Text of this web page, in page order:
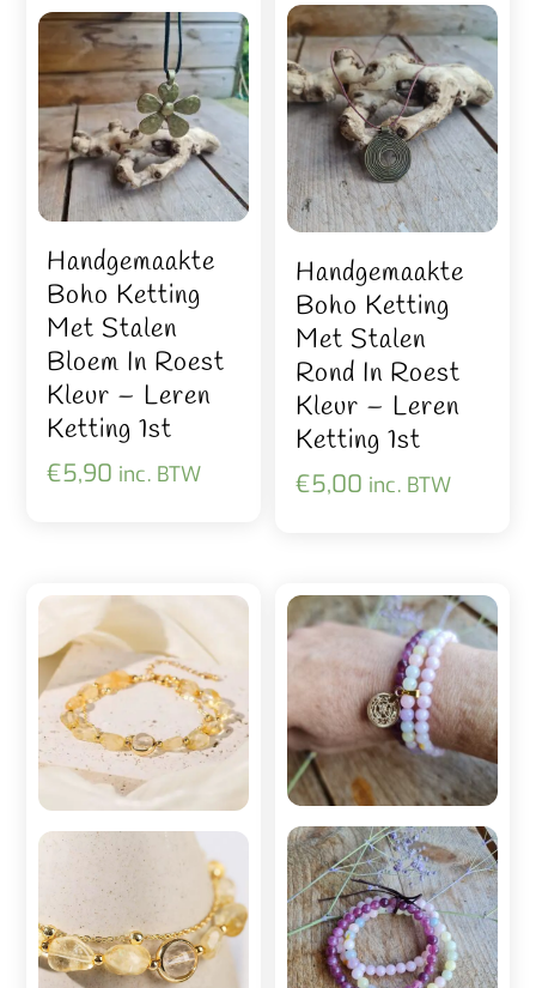
Handgemaakte
Boho Ketting
Met Stalen
Bloem In Roest
Kleur – Leren
Ketting 1st
€5,90 inc. BTW
Handgemaakte
Boho Ketting
Met Stalen
Rond In Roest
Kleur – Leren
Ketting 1st
€5,00 inc. BTW